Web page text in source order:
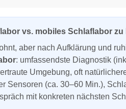
vs. mobiles Schlaflabor zu
aber nach Aufklärung und
: umfassendste Diagnostik
Umgebung, oft
Sensoren (ca. 30–60 Min.),
mit konkreten nächsten